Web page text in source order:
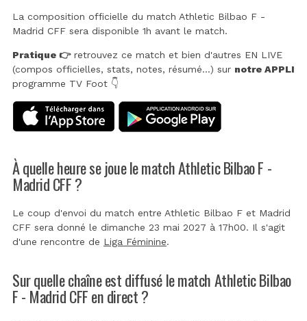
La composition officielle du match Athletic Bilbao F -
Madrid CFF sera disponible 1h avant le match.
Pratique 👉retrouvez ce match et bien d'autres EN LIVE
(compos officielles, stats, notes, résumé...) sur notre APPLI
programme TV Foot 👇
À quelle heure se joue le match Athletic Bilbao F -
Madrid CFF ?
Le coup d'envoi du match entre Athletic Bilbao F et Madrid
CFF sera donné le dimanche 23 mai 2027 à 17h00. Il s'agit
d'une rencontre de Liga Féminine.
Sur quelle chaîne est diffusé le match Athletic Bilbao
F - Madrid CFF en direct ?